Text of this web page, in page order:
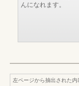
んになれます。
左ページから抽出された内